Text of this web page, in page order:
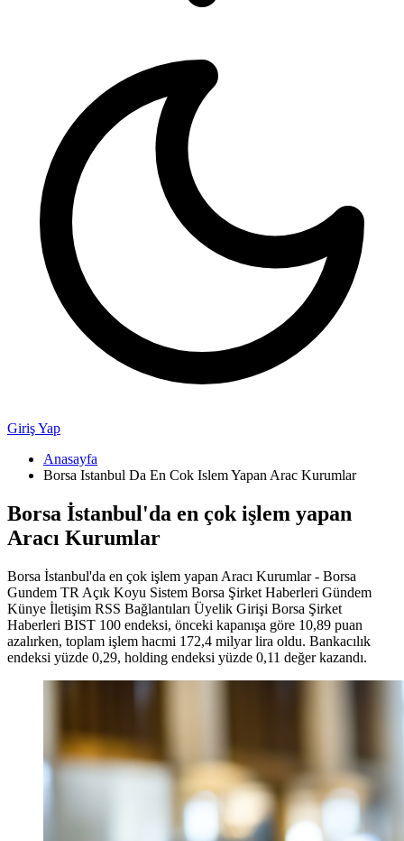
Giriş Yap
Anasayfa
Borsa Istanbul Da En Cok Islem Yapan Arac Kurumlar
Borsa İstanbul'da en çok işlem yapan
Aracı Kurumlar
Borsa İstanbul'da en çok işlem yapan Aracı Kurumlar - Borsa
Gundem TR Açık Koyu Sistem Borsa Şirket Haberleri Gündem
Künye İletişim RSS Bağlantıları Üyelik Girişi Borsa Şirket
Haberleri BIST 100 endeksi, önceki kapanışa göre 10,89 puan
azalırken, toplam işlem hacmi 172,4 milyar lira oldu. Bankacılık
endeksi yüzde 0,29, holding endeksi yüzde 0,11 değer kazandı.